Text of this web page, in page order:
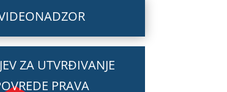
ZA UTVRĐIVANJE
PRAVA